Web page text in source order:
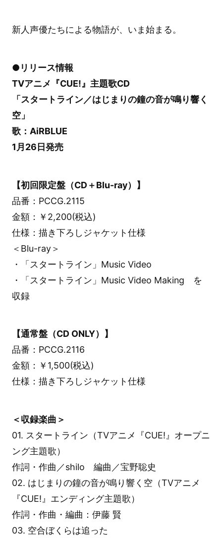
新人声優たちによる物語が、いま始まる。
●リリース情報
TVアニメ『CUE!』主題歌CD
「スタートライン／はじまりの鐘の音が鳴り響く
空」
歌：AiRBLUE
1月26日発売
【初回限定盤（CD＋Blu-ray）】
品番：PCCG.2115
金額：￥2,200(税込)
仕様：描き下ろしジャケット仕様
＜Blu-ray＞
・「スタートライン」Music Video
・「スタートライン」Music Video Making を
収録
【通常盤（CD ONLY）】
品番：PCCG.2116
金額：￥1,500(税込)
仕様：描き下ろしジャケット仕様
＜収録楽曲＞
01. スタートライン（TVアニメ『CUE!』オープニ
ング主題歌）
作詞・作曲／shilo 編曲／宝野聡史
02. はじまりの鐘の音が鳴り響く空（TVアニメ
『CUE!』エンディング主題歌）
作詞・作曲・編曲：伊藤 賢
03. 空合ぼくらは追った